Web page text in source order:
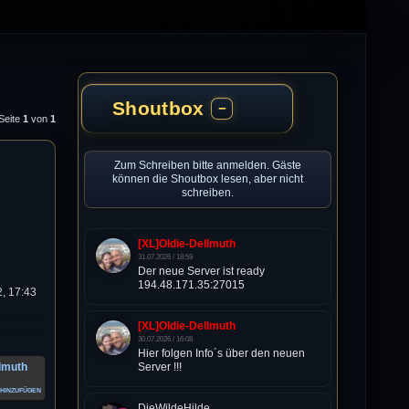
1 von 1
17:43
hinzufügen
Shoutbox −
Zum Schreiben bitte anmelden. Gäste
können die Shoutbox lesen, aber nicht
schreiben.
[XL]Oldie-Dellmuth
31.07.2026 / 18:59
Der neue Server ist ready
194.48.171.35:27015
[XL]Oldie-Dellmuth
30.07.2026 / 16:08
Hier folgen Info´s über den neuen
Server !!!